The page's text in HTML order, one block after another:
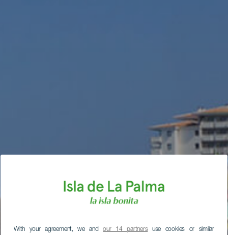
With your agreement, we andour 14 partnersuse cookies or similar